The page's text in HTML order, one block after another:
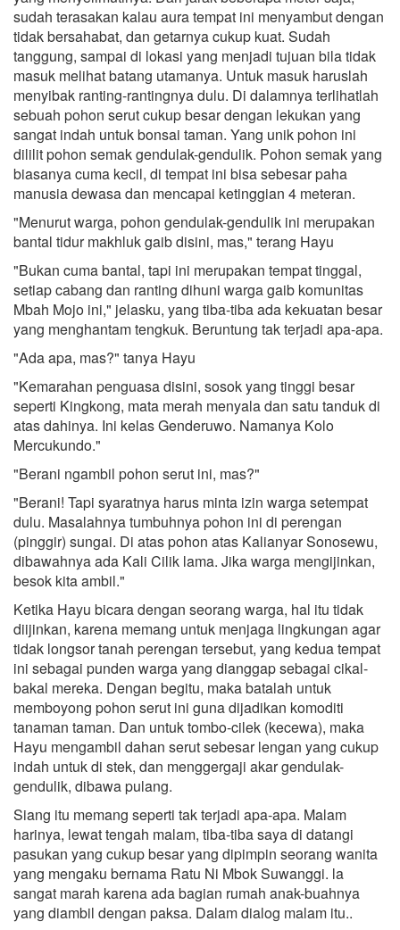
sudah terasakan kalau aura tempat ini menyambut dengan
tidak bersahabat, dan getarnya cukup kuat. Sudah
tanggung, sampai di lokasi yang menjadi tujuan bila tidak
masuk melihat batang utamanya. Untuk masuk haruslah
menyibak ranting-rantingnya dulu. Di dalamnya terlihatlah
sebuah pohon serut cukup besar dengan lekukan yang
sangat indah untuk bonsai taman. Yang unik pohon ini
dililit pohon semak gendulak-gendulik. Pohon semak yang
biasanya cuma kecil, di tempat ini bisa sebesar paha
manusia dewasa dan mencapai ketinggian 4 meteran.
"Menurut warga, pohon gendulak-gendulik ini merupakan
bantal tidur makhluk gaib disini, mas," terang Hayu
"Bukan cuma bantal, tapi ini merupakan tempat tinggal,
setiap cabang dan ranting dihuni warga gaib komunitas
Mbah Mojo ini," jelasku, yang tiba-tiba ada kekuatan besar
yang menghantam tengkuk. Beruntung tak terjadi apa-apa.
"Ada apa, mas?" tanya Hayu
"Kemarahan penguasa disini, sosok yang tinggi besar
seperti Kingkong, mata merah menyala dan satu tanduk di
atas dahinya. Ini kelas Genderuwo. Namanya Kolo
Mercukundo."
"Berani ngambil pohon serut ini, mas?"
"Berani! Tapi syaratnya harus minta izin warga setempat
dulu. Masalahnya tumbuhnya pohon ini di perengan
(pinggir) sungai. Di atas pohon atas Kalianyar Sonosewu,
dibawahnya ada Kali Cilik lama. Jika warga mengijinkan,
besok kita ambil."
Ketika Hayu bicara dengan seorang warga, hal itu tidak
diijinkan, karena memang untuk menjaga lingkungan agar
tidak longsor tanah perengan tersebut, yang kedua tempat
ini sebagai punden warga yang dianggap sebagai cikal-
bakal mereka. Dengan begitu, maka batalah untuk
memboyong pohon serut ini guna dijadikan komoditi
tanaman taman. Dan untuk tombo-cilek (kecewa), maka
Hayu mengambil dahan serut sebesar lengan yang cukup
indah untuk di stek, dan menggergaji akar gendulak-
gendulik, dibawa pulang.
Siang itu memang seperti tak terjadi apa-apa. Malam
harinya, lewat tengah malam, tiba-tiba saya di datangi
pasukan yang cukup besar yang dipimpin seorang wanita
yang mengaku bernama Ratu Ni Mbok Suwanggi. la
sangat marah karena ada bagian rumah anak-buahnya
yang diambil dengan paksa. Dalam dialog malam itu..